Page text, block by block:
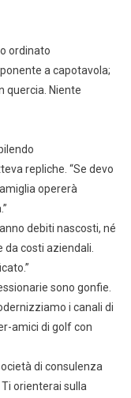
ordinato
a capotavola;
quercia. Niente
repliche. “Se devo
opererà
debiti nascosti, né
da costi aziendali.
sono gonfie.
i canali di
amici di golf con
di consulenza
orienterai sulla